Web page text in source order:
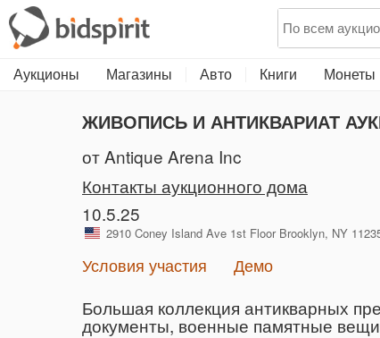
Аукционы Магазины Авто Книги Монеты
ЖИВОПИСЬ И АНТИКВАРИАТ
от Antique Arena Inc
Контакты аукционного дома
10.5.25
2910 Coney Island Ave 1st Floor Brooklyn, NY
Условия участия Демо
Большая коллекция антикварных
документы, военные памятные